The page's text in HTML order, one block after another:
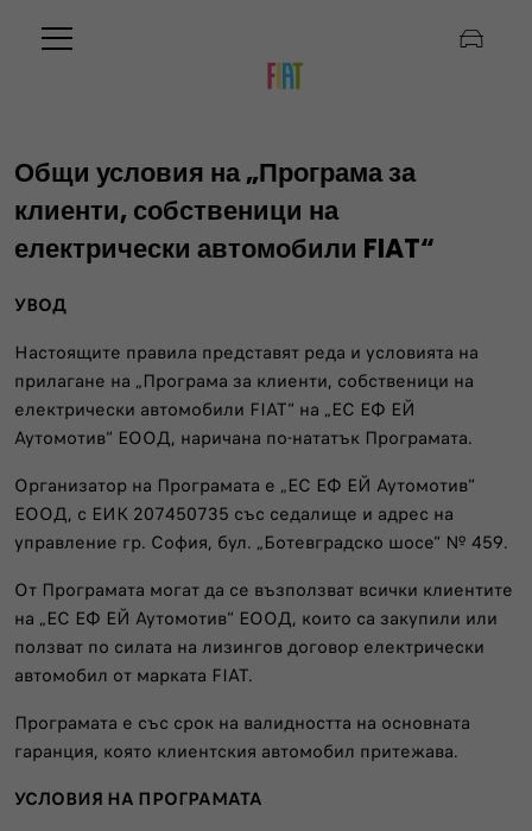
Общи условия на „Програма за
клиенти, собственици на
електрически автомобили FIAT“
УВОД
Настоящите правила представят реда и условията на
прилагане на „Програма за клиенти, собственици на
електрически автомобили FIAT“ на „ЕС ЕФ ЕЙ
Аутомотив“ ЕООД, наричана по-нататък Програмата.
Организатор на Програмата е „ЕС ЕФ ЕЙ Аутомотив“
ЕООД, с ЕИК 207450735 със седалище и адрес на
управление гр. София, бул. „Ботевградско шосе“ № 459.
От Програмата могат да се възползват всички клиентите
на „ЕС ЕФ ЕЙ Аутомотив“ ЕООД, които са закупили или
ползват по силата на лизингов договор електрически
автомобил от марката FIAT.
Програмата е със срок на валидността на основната
гаранция, която клиентския автомобил притежава.
УСЛОВИЯ НА ПРОГРАМАТА